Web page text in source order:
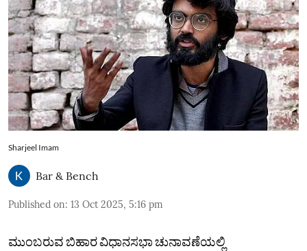
Sharjeel Imam
Bar & Bench
Published on: 13 Oct 2025, 5:16 pm
ಮುಂಬರುವ ಬಿಹಾರ ವಿಧಾನಸಭಾ ಚುನಾವಣೆಯಲ್ಲಿ